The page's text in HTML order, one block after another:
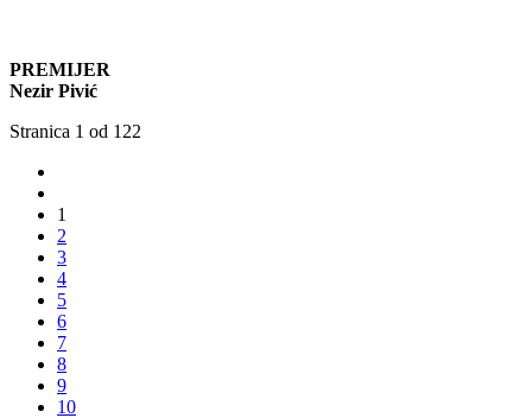
PREMIJER
Nezir Pivić
Stranica 1 od 122
1
2
3
4
5
6
7
8
9
10